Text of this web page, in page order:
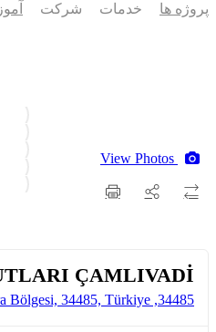
پروژه ها خدمات شرکت
ÇAMLIVADİ
34485, İstanbul, Marmara Bölgesi, 34485, Türkiye